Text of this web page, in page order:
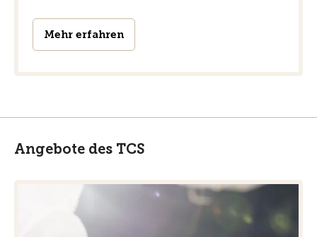
Mehr erfahren
Angebote des TCS